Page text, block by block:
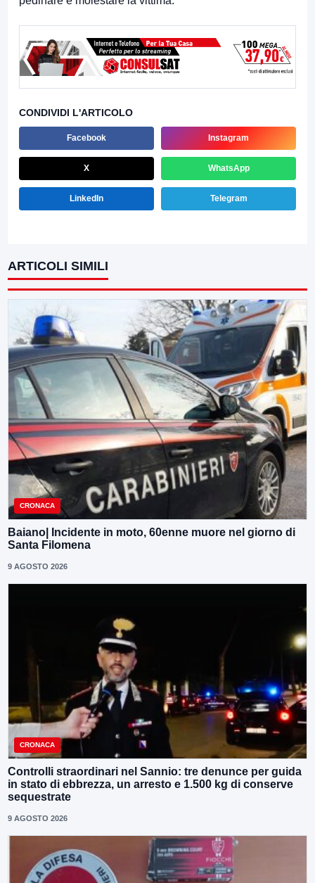
CONDIVIDI L'ARTICOLO
Facebook Instagram
X WhatsApp
LinkedIn Telegram
ARTICOLI SIMILI
CRONACA
Baiano| Incidente in moto, 60enne muore nel giorno di
Santa Filomena
9 AGOSTO 2026
CRONACA
Controlli straordinari nel Sannio: tre denunce per guida
in stato di ebbrezza, un arresto e 1.500 kg di conserve
sequestrate
9 AGOSTO 2026